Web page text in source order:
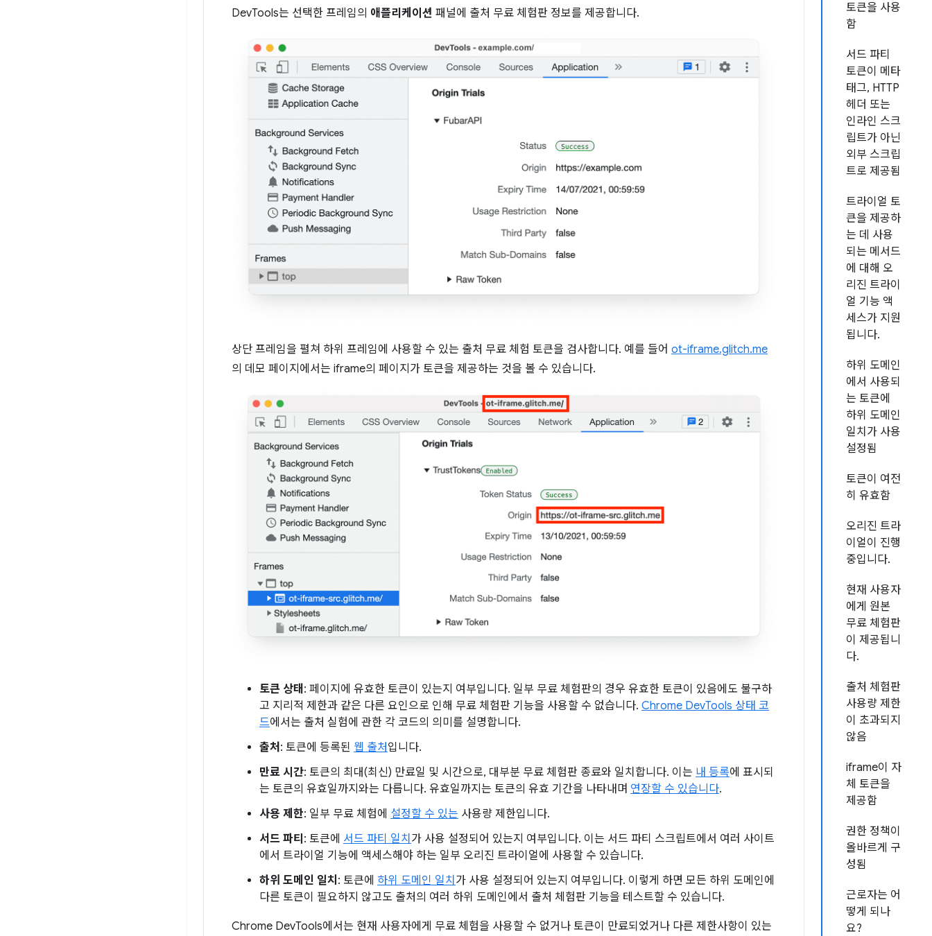
토큰을 사용
함
서드 파티
토큰이 메타
태그, HTTP
헤더 또는
인라인 스크
립트가 아닌
외부 스크립
트로 제공됨
트라이얼 토
큰을 제공하
는 데 사용
되는 메서드
에 대해 오
리진 트라이
얼 기능 액
세스가 지원
됩니다.
하위 도메인
에서 사용되
는 토큰에
하위 도메인
일치가 사용
설정됨
토큰이 여전
히 유효함
오리진 트라
이얼이 진행
중입니다.
현재 사용자
에게 원본
무료 체험판
이 제공됩니
다.
출처 체험판
사용량 제한
이 초과되지
않음
iframe이 자
체 토큰을
제공함
권한 정책이
올바르게 구
성됨
근로자는 어
떻게 되나
요?
DevTools는 선택한 프레임의 애플리케이션 패널에 출처 무료 체험판 정보를 제공합니다.
상단 프레임을 펼쳐 하위 프레임에 사용할 수 있는 출처 무료 체험 토큰을 검사합니다. 예를 들어 ot-iframe.glitch.me
의 데모 페이지에서는 iframe의 페이지가 토큰을 제공하는 것을 볼 수 있습니다.
토큰 상태 : 페이지에 유효한 토큰이 있는지 여부입니다. 일부 무료 체험판의 경우 유효한 토큰이 있음에도 불구하
고 지리적 제한과 같은 다른 요인으로 인해 무료 체험판 기능을 사용할 수 없습니다. Chrome DevTools 상태 코
드에서는 출처 실험에 관한 각 코드의 의미를 설명합니다.
출처 : 토큰에 등록된 웹 출처입니다.
만료 시간: 토큰의 최대(최신) 만료일 및 시간으로, 대부분 무료 체험판 종료와 일치합니다. 이는 내 등록에 표시되
는 토큰의 유효일까지와는 다릅니다. 유효일까지는 토큰의 유효 기간을 나타내며 연장할 수 있습니다.
사용 제한: 일부 무료 체험에 설정할 수 있는 사용량 제한입니다.
서드 파티 : 토큰에 서드 파티 일치 가 사용 설정되어 있는지 여부입니다. 이는 서드 파티 스크립트에서 여러 사이트
에서 트라이얼 기능에 액세스해야 하는 일부 오리진 트라이얼에 사용할 수 있습니다.
하위 도메인 일치 : 토큰에 하위 도메인 일치 가 사용 설정되어 있는지 여부입니다. 이렇게 하면 모든 하위 도메인에
다른 토큰이 필요하지 않고도 출처의 여러 하위 도메인에서 출처 체험판 기능을 테스트할 수 있습니다.
Chrome DevTools에서는 현재 사용자에게 무료 체험을 사용할 수 없거나 토큰이 만료되었거나 다른 제한사항이 있는